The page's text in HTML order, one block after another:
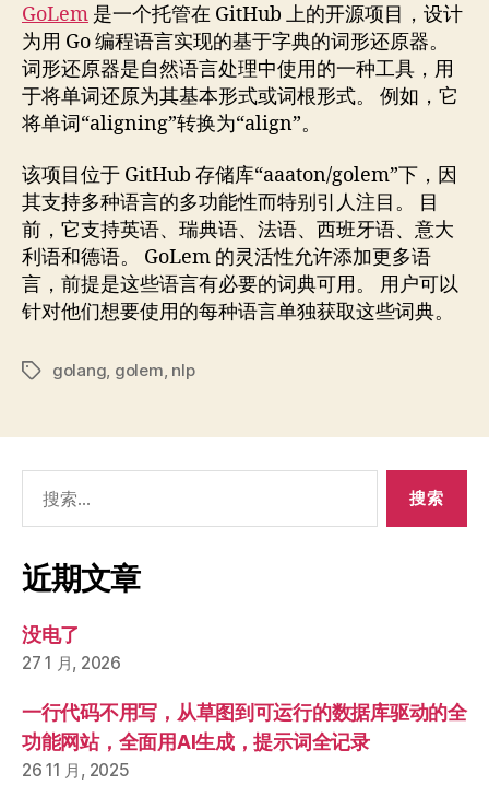
GoLem 是一个托管在 GitHub 上的开源项目，设计
为用 Go 编程语言实现的基于字典的词形还原器。
词形还原器是自然语言处理中使用的一种工具，用
于将单词还原为其基本形式或词根形式。 例如，它
将单词“aligning”转换为“align”。
该项目位于 GitHub 存储库“aaaton/golem”下，因
其支持多种语言的多功能性而特别引人注目。 目
前，它支持英语、瑞典语、法语、西班牙语、意大
利语和德语。 GoLem 的灵活性允许添加更多语
言，前提是这些语言有必要的词典可用。 用户可以
针对他们想要使用的每种语言单独获取这些词典。
标
golang, golem, nlp
索：
近期文章
没电了
27 1 月, 2026
一行代码不用写，从草图到可运行的数据库驱动的全
功能网站，全面用AI生成，提示词全记录
26 11 月, 2025